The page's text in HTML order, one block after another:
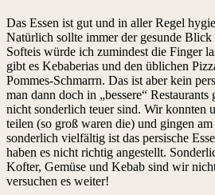
Das Essen ist gut und in aller Regel
Natürlich sollte immer der gesunde
Softeis würde ich zumindest die Finger
gibt es Kebaberias und den üblichen
Pommes-Schmarrn. Das ist aber kein
man dann doch in „bessere“
nicht sonderlich teuer sind. Wir konnten
teilen (so groß waren die) und gingen
sonderlich vielfältig ist das persische
haben es nicht richtig angestellt.
Kofter, Gemüse und Kebab sind wir
versuchen es weiter!